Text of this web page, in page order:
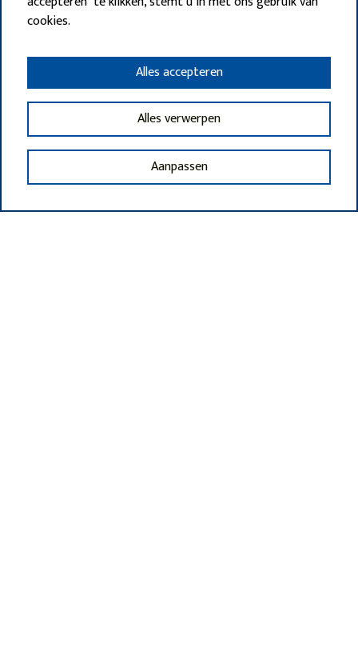
cookies.
Aanpassen
Alles verwerpen
Alles accepteren